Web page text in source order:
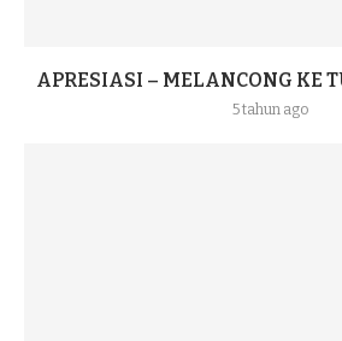
APRESIASI – MELANCONG KE
5 tahun ago